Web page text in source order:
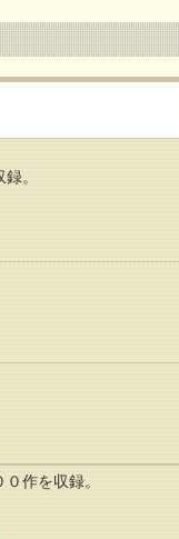
。
作を収録。